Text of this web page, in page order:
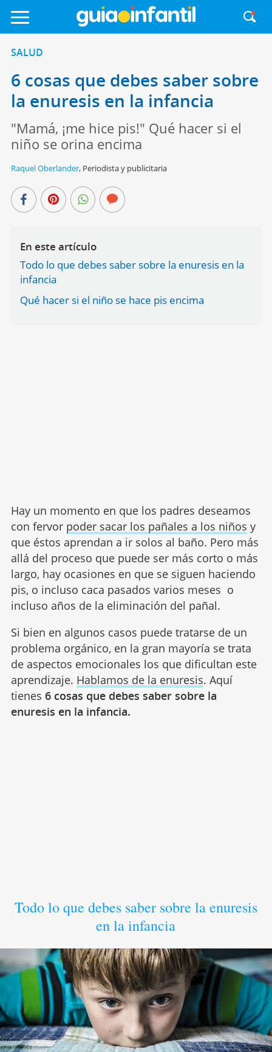
SALUD
6 cosas que debes saber sobre
la enuresis en la infancia
"Mamá, ¡me hice pis!" Qué hacer si el
niño se orina encima
Raquel Oberlander, Periodista y publicitaria
En este artículo
Todo lo que debes saber sobre la enuresis en la
infancia
Qué hacer si el niño se hace pis encima
Hay un momento en que los padres deseamos
con fervor poder sacar los pañales a los niños y
que éstos aprendan a ir solos al baño. Pero más
allá del proceso que puede ser más corto o más
largo, hay ocasiones en que se siguen haciendo
pis, o incluso caca pasados varios meses o
incluso años de la eliminación del pañal.
Si bien en algunos casos puede tratarse de un
problema orgánico, en la gran mayoría se trata
de aspectos emocionales los que dificultan este
aprendizaje. Hablamos de la enuresis. Aquí
tienes 6 cosas que debes saber sobre la
enuresis en la infancia.
Todo lo que debes saber sobre la enuresis
en la infancia